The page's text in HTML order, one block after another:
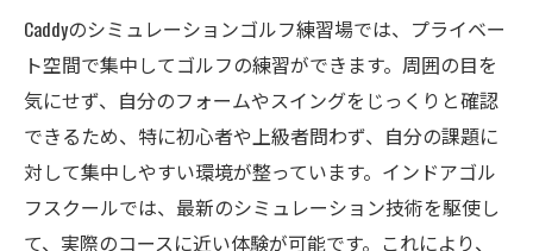
Caddyのシミュレーションゴルフ練習場では、プライベー
ト空間で集中してゴルフの練習ができます。周囲の目を
気にせず、自分のフォームやスイングをじっくりと確認
できるため、特に初心者や上級者問わず、自分の課題に
対して集中しやすい環境が整っています。インドアゴル
フスクールでは、最新のシミュレーション技術を駆使し
て、実際のコースに近い体験が可能です。これにより、